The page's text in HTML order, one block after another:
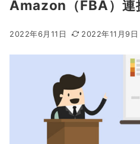
Amazon（FBA）連
2022年6月11日 2022年11月9日